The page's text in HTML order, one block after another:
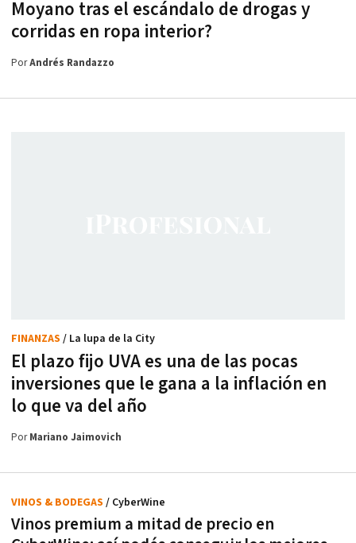
Moyano tras el escándalo de drogas y
corridas en ropa interior?
PorAndrés Randazzo
El plazo fijo UVA es una de las pocas
inversiones que le gana a la inflación en
lo que va del año
FINANZAS / La lupa de la City
PorMariano Jaimovich
Vinos premium a mitad de precio en
VINOS & BODEGAS / CyberWine